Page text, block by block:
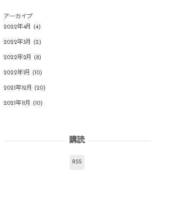
アーカイブ
2022年4月
(4)
2022年3月 (2)
2022年2月 (8)
2022年1月 (10)
2021年12月 (20)
2021年11月 (10)
購読
RSS